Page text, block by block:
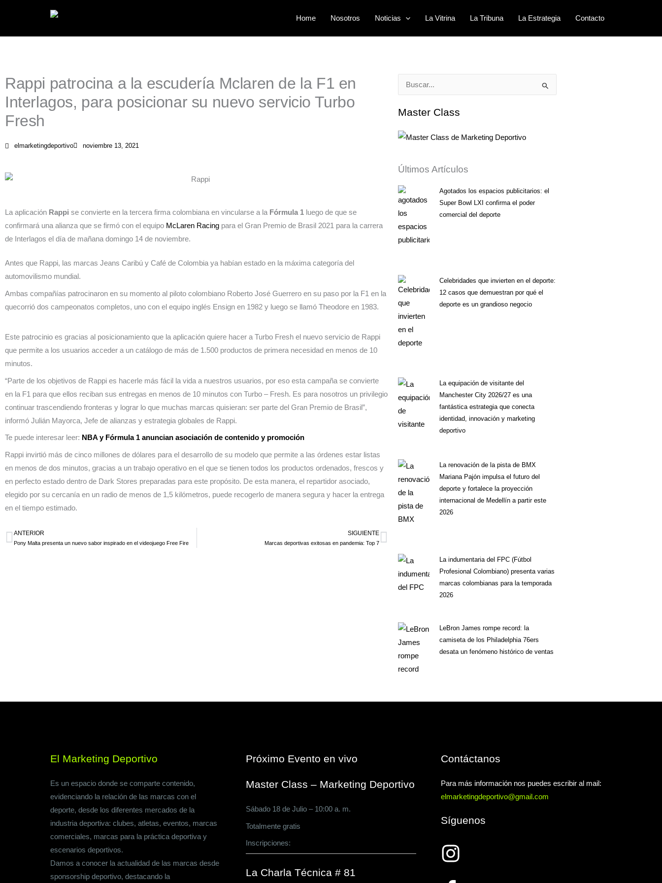
Home Nosotros Noticias La Vitrina La Tribuna La Estrategia Contacto
Rappi patrocina a la escudería Mclaren de la F1 en
Interlagos, para posicionar su nuevo servicio Turbo
Fresh
elmarketingdeportivo noviembre 13, 2021
La aplicación Rappi se convierte en la tercera firma colombiana en vincularse a la Fórmula 1 luego de que se
confirmará una alianza que se firmó con el equipo McLaren Racing para el Gran Premio de Brasil 2021 para la carrera
de Interlagos el día de mañana domingo 14 de noviembre.
Antes que Rappi, las marcas Jeans Caribú y Café de Colombia ya habían estado en la máxima categoría del
automovilismo mundial.
Ambas compañías patrocinaron en su momento al piloto colombiano Roberto José Guerrero en su paso por la F1 en la
quecorrió dos campeonatos completos, uno con el equipo inglés Ensign en 1982 y luego se llamó Theodore en 1983.
Este patrocinio es gracias al posicionamiento que la aplicación quiere hacer a Turbo Fresh el nuevo servicio de Rappi
que permite a los usuarios acceder a un catálogo de más de 1.500 productos de primera necesidad en menos de 10
minutos.
“Parte de los objetivos de Rappi es hacerle más fácil la vida a nuestros usuarios, por eso esta campaña se convierte
en la F1 para que ellos reciban sus entregas en menos de 10 minutos con Turbo – Fresh. Es para nosotros un privilegio
continuar trascendiendo fronteras y lograr lo que muchas marcas quisieran: ser parte del Gran Premio de Brasil”,
informó Julián Mayorca, Jefe de alianzas y estrategia globales de Rappi.
Te puede interesar leer: NBA y Fórmula 1 anuncian asociación de contenido y promoción
Rappi invirtió más de cinco millones de dólares para el desarrollo de su modelo que permite a las órdenes estar listas
en menos de dos minutos, gracias a un trabajo operativo en el que se tienen todos los productos ordenados, frescos y
en perfecto estado dentro de Dark Stores preparadas para este propósito. De esta manera, el repartidor asociado,
elegido por su cercanía en un radio de menos de 1,5 kilómetros, puede recogerlo de manera segura y hacer la entrega
en el tiempo estimado.
Ant
ANTERIOR
Pony Malta presenta un nuevo sabor inspirado en el videojuego Free Fire
SIGUIENTE
Marcas deportivas exitosas en pandemia: Top 7Siguiente
Buscar
Master Class
Últimos Artículos
Agotados los espacios publicitarios: el
Super Bowl LXI confirma el poder
comercial del deporte
Celebridades que invierten en el deporte:
12 casos que demuestran por qué el
deporte es un grandioso negocio
La equipación de visitante del
Manchester City 2026/27 es una
fantástica estrategia que conecta
identidad, innovación y marketing
deportivo
La renovación de la pista de BMX
Mariana Pajón impulsa el futuro del
deporte y fortalece la proyección
internacional de Medellín a partir este
2026
La indumentaria del FPC (Fútbol
Profesional Colombiano) presenta varias
marcas colombianas para la temporada
2026
LeBron James rompe record: la
camiseta de los Philadelphia 76ers
desata un fenómeno histórico de ventas
El Marketing Deportivo
Es un espacio donde se comparte contenido,
evidenciando la relación de las marcas con el
deporte, desde los diferentes mercados de la
industria deportiva: clubes, atletas, eventos, marcas
comerciales, marcas para la práctica deportiva y
escenarios deportivos.
Damos a conocer la actualidad de las marcas desde
sponsorship deportivo, destacando la
Próximo Evento en vivo
Master Class – Marketing Deportivo
Sábado 18 de Julio – 10:00 a. m.
Totalmente gratis
Inscripciones:
La Charla Técnica # 81
Contáctanos
Para más información nos puedes escribir al mail:
elmarketingdeportivo@gmail.com
Síguenos